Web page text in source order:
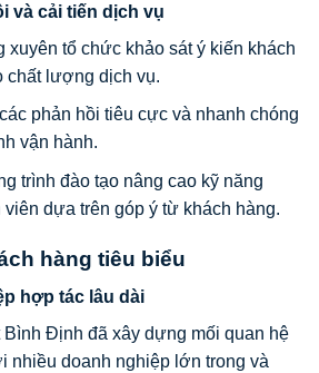
và cải tiến dịch vụ
xuyên tổ chức khảo sát ý kiến khách
chất lượng dịch vụ.
phản hồi tiêu cực và nhanh chóng
vận hành.
trình đào tạo nâng cao kỹ năng
viên dựa trên góp ý từ khách hàng.
hàng tiêu biểu
hợp tác lâu dài
Định đã xây dựng mối quan hệ
nhiều doanh nghiệp lớn trong và